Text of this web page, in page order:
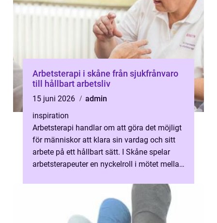
Arbetsterapi i skåne från sjukfrånvaro
till hållbart arbetsliv
15 juni 2026
admin
inspiration
Arbetsterapi handlar om att göra det möjligt
för människor att klara sin vardag och sitt
arbete på ett hållbart sätt. I Skåne spelar
arbetsterapeuter en nyckelroll i mötet mellan